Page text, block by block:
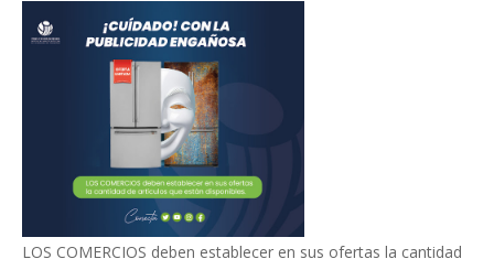
LOS COMERCIOS deben establecer en sus ofertas la cantidad